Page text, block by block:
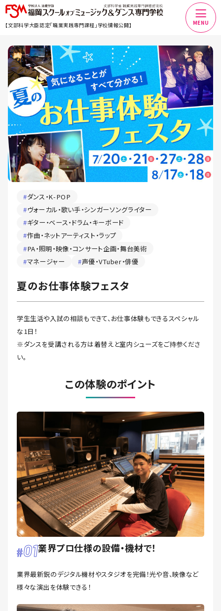
【文部科学大臣認定「職業実践専門課程」学校情報公開】 MENU
#ダンス・K-POP
#ヴォーカル・歌い手・シンガーソングライター
#ギター・ベース・ドラム・キーボード
#作曲・ネットアーティスト・ラップ
#PA・照明・映像・コンサート企画・舞台美術
#マネージャー #声優・VTuber・俳優
夏のお仕事体験フェスタ
学生生活や入試の相談もできて、お仕事体験もできるスペシャル
な1日！
※ダンスを受講される方は着替えと室内シューズをご持参くださ
い。
この体験のポイント
01業界プロ仕様の設備・機材で！
業界最新鋭のデジタル機材やスタジオを完備！光や音、映像など
様々な演出を体験できる！